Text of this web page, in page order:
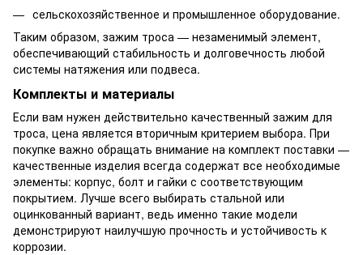
сельскохозяйственное и промышленное оборудование.
Таким образом, зажим троса — незаменимый элемент,
обеспечивающий стабильность и долговечность любой
системы натяжения или подвеса.
Комплекты и материалы
Если вам нужен действительно качественный зажим для
троса, цена является вторичным критерием выбора. При
покупке важно обращать внимание на комплект поставки —
качественные изделия всегда содержат все необходимые
элементы: корпус, болт и гайки с соответствующим
покрытием. Лучше всего выбирать стальной или
оцинкованный вариант, ведь именно такие модели
демонстрируют наилучшую прочность и устойчивость к
коррозии.